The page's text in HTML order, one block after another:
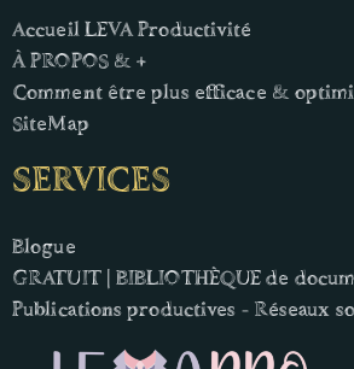
Accueil LEVA Productivité
À PROPOS & +
Comment être plus efficace &
SiteMap
SERVICES
Blogue
GRATUIT | BIBLIOTHÈQUE de
Publications productives - Réseaux